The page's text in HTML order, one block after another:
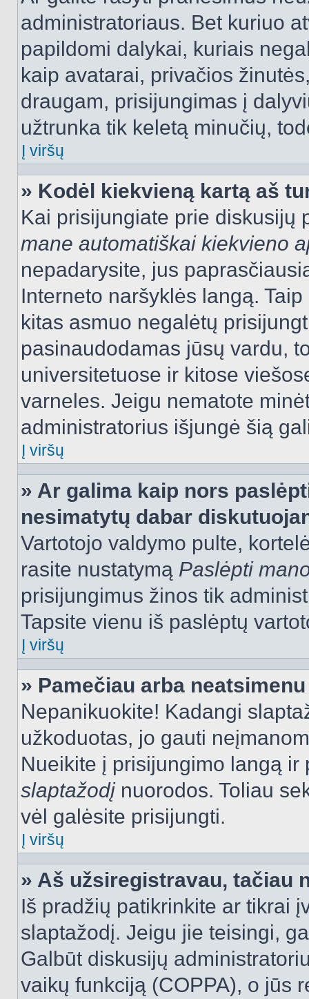
administratoriaus. Bet kuriuo
papildomi dalykai, kuriais
kaip avatarai, privačios
draugam, prisijungimas į
užtrunka tik keletą minučių,
Į viršų
» Kodėl kiekvieną kartą aš
Kai prisijungiate prie diskusijų
mane automatiškai kiekvieno
nepadarysite, jus
Interneto naršyklės langą.
kitas asmuo negalėtų
pasinaudodamas jūsų vardu,
universitetuose ir kitose
varneles. Jeigu nematote
administratorius išjungė šią
Į viršų
» Ar galima kaip nors
nesimatytų dabar
Vartotojo valdymo pulte,
rasite nustatymą Paslėpti
prisijungimus žinos tik
Tapsite vienu iš paslėptų
Į viršų
» Pamečiau arba
Nepanikuokite! Kadangi
užkoduotas, jo gauti
Nueikite į prisijungimo langą
slaptažodįnuorodos. Toliau
vėl galėsite prisijungti.
Į viršų
» Aš užsiregistravau, tačiau
Iš pradžių patikrinkite ar tikrai
slaptažodį. Jeigu jie teisingi,
Galbūt diskusijų
vaikų funkciją (COPPA), o jūs